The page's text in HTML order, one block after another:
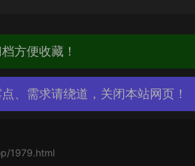
方便收藏！
、需求请绕道，关闭本站网页！
1979.html